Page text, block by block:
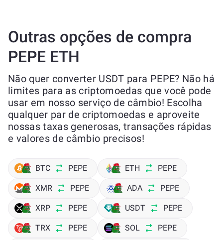
Outras opções de compra
PEPE ETH
Não quer converter USDT para PEPE? Não há
limites para as criptomoedas que você pode
usar em nosso serviço de câmbio! Escolha
qualquer par de criptomoedas e aproveite
nossas taxas generosas, transações rápidas
e valores de câmbio precisos!
BTC PEPE ETH PEPE
XMR PEPE ADA PEPE
XRP PEPE USDT PEPE
TRX PEPE SOL PEPE